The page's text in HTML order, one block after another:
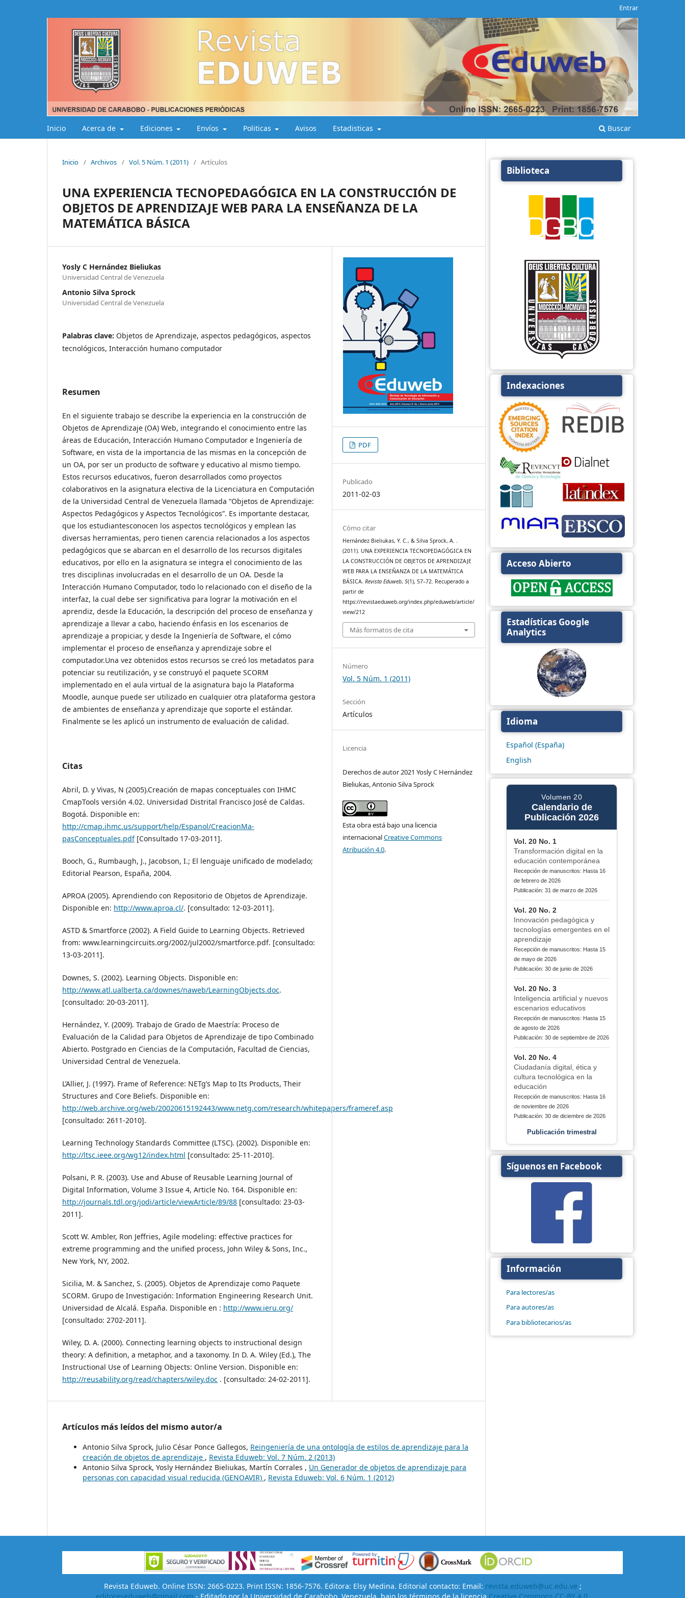
Inicio Acerca de Ediciones Envíos Politicas Avisos Estadisticas Buscar
Entrar
Inicio / Archivos / Vol. 5 Núm. 1 (2011) / Artículos
UNA EXPERIENCIA TECNOPEDAGÓGICA EN LA CONSTRUCCIÓN DE
OBJETOS DE APRENDIZAJE WEB PARA LA ENSEÑANZA DE LA
MATEMÁTICA BÁSICA
Yosly C Hernández Bieliukas
Universidad Central de Venezuela
Antonio Silva Sprock
Universidad Central de Venezuela
Palabras clave: Objetos de Aprendizaje, aspectos pedagógicos, aspectos
tecnológicos, Interacción humano computador
Resumen
En el siguiente trabajo se describe la experiencia en la construcción de
Objetos de Aprendizaje (OA) Web, integrando el conocimiento entre las
áreas de Educación, Interacción Humano Computador e Ingeniería de
Software, en vista de la importancia de las mismas en la concepción de
un OA, por ser un producto de software y educativo al mismo tiempo.
Estos recursos educativos, fueron desarrollados como proyectos
colaborativos en la asignatura electiva de la Licenciatura en Computación
de la Universidad Central de Venezuela llamada “Objetos de Aprendizaje:
Aspectos Pedagógicos y Aspectos Tecnológicos”. Es importante destacar,
que los estudiantesconocen los aspectos tecnológicos y emplean las
diversas herramientas, pero tienen carencia relacionados a los aspectos
pedagógicos que se abarcan en el desarrollo de los recursos digitales
educativos, por ello en la asignatura se integra el conocimiento de las
tres disciplinas involucradas en el desarrollo de un OA. Desde la
Interacción Humano Computador, todo lo relacionado con el diseño de la
interfaz, la cual debe ser significativa para lograr la motivación en el
aprendiz, desde la Educación, la descripción del proceso de enseñanza y
aprendizaje a llevar a cabo, haciendo énfasis en los escenarios de
aprendizaje a propiciar, y desde la Ingeniería de Software, el cómo
implementar el proceso de enseñanza y aprendizaje sobre el
computador.Una vez obtenidos estos recursos se creó los metadatos para
potenciar su reutilización, y se construyó el paquete SCORM
implementado en el aula virtual de la asignatura bajo la Plataforma
Moodle, aunque puede ser utilizado en cualquier otra plataforma gestora
de ambientes de enseñanza y aprendizaje que soporte el estándar.
Finalmente se les aplicó un instrumento de evaluación de calidad.
Citas
Abril, D. y Vivas, N (2005).Creación de mapas conceptuales con IHMC
CmapTools versión 4.02. Universidad Distrital Francisco José de Caldas.
Bogotá. Disponible en:
http://cmap.ihmc.us/support/help/Espanol/CreacionMa-
pasConceptuales.pdf[Consultado 17-03-2011].
Booch, G., Rumbaugh, J., Jacobson, I.; El lenguaje unificado de modelado;
Editorial Pearson, España, 2004.
APROA (2005). Aprendiendo con Repositorio de Objetos de Aprendizaje.
Disponible en: http://www.aproa.cl/. [consultado: 12-03-2011].
ASTD & Smartforce (2002). A Field Guide to Learning Objects. Retrieved
from: www.learningcircuits.org/2002/jul2002/smartforce.pdf. [consultado:
13-03-2011].
Downes, S. (2002). Learning Objects. Disponible en:
http://www.atl.ualberta.ca/downes/naweb/LearningObjects.doc.
[consultado: 20-03-2011].
Hernández, Y. (2009). Trabajo de Grado de Maestría: Proceso de
Evaluación de la Calidad para Objetos de Aprendizaje de tipo Combinado
Abierto. Postgrado en Ciencias de la Computación, Facultad de Ciencias,
Universidad Central de Venezuela.
L’Allier, J. (1997). Frame of Reference: NETg’s Map to Its Products, Their
Structures and Core Beliefs. Disponible en:
http://web.archive.org/web/20020615192443/www.netg.com/research/whitepapers/frameref.asp
[consultado: 2611-2010].
Learning Technology Standards Committee (LTSC). (2002). Disponible en:
http://ltsc.ieee.org/wg12/index.html [consultado: 25-11-2010].
Polsani, P. R. (2003). Use and Abuse of Reusable Learning Journal of
Digital Information, Volume 3 Issue 4, Article No. 164. Disponible en:
http://journals.tdl.org/jodi/article/viewArticle/89/88 [consultado: 23-03-
2011].
Scott W. Ambler, Ron Jeffries, Agile modeling: effective practices for
extreme programming and the unified process, John Wiley & Sons, Inc.,
New York, NY, 2002.
Sicilia, M. & Sanchez, S. (2005). Objetos de Aprendizaje como Paquete
SCORM. Grupo de Investigación: Information Engineering Research Unit.
Universidad de Alcalá. España. Disponible en : http://www.ieru.org/
[consultado: 2702-2011].
Wiley, D. A. (2000). Connecting learning objects to instructional design
theory: A definition, a metaphor, and a taxonomy. In D. A. Wiley (Ed.), The
Instructional Use of Learning Objects: Online Version. Disponible en:
http://reusability.org/read/chapters/wiley.doc . [consultado: 24-02-2011].
PDF
Publicado
2011-02-03
Cómo citar
Hernández Bieliukas, Y. C., & Silva Sprock, A. .
(2011). UNA EXPERIENCIA TECNOPEDAGÓGICA EN
LA CONSTRUCCIÓN DE OBJETOS DE APRENDIZAJE
WEB PARA LA ENSEÑANZA DE LA MATEMÁTICA
BÁSICA.Revista Eduweb,5(1), 57–72. Recuperado a
partir de
https://revistaeduweb.org/index.php/eduweb/article/
view/212
Más formatos de cita
Número
Vol. 5 Núm. 1 (2011)
Sección
Artículos
Licencia
Derechos de autor 2021 Yosly C Hernández
Bieliukas, Antonio Silva Sprock
Esta obra está bajo una licencia
internacionalCreative Commons
Atribución 4.0.
Artículos más leídos del mismo autor/a
Antonio Silva Sprock, Julio César Ponce Gallegos, Reingeniería de una ontología de estilos de aprendizaje para la
creación de objetos de aprendizaje , Revista Eduweb: Vol. 7 Núm. 2 (2013)
Antonio Silva Sprock, Yosly Hernández Bieliukas, Martín Corrales , Un Generador de objetos de aprendizaje para
personas con capacidad visual reducida (GENOAVIR) , Revista Eduweb: Vol. 6 Núm. 1 (2012)
Biblioteca
Indexaciones
Acceso Abierto
Estadísticas Google
Analytics
Idioma
Español (España)
English
Volumen 20
Calendario de
Publicación 2026
Vol. 20 No. 1
Transformación digital en la
educación contemporánea
Recepción de manuscritos: Hasta 16
de febrero de 2026
Publicación: 31 de marzo de 2026
Vol. 20 No. 2
Innovación pedagógica y
tecnologías emergentes en el
aprendizaje
Recepción de manuscritos: Hasta 15
de mayo de 2026
Publicación: 30 de junio de 2026
Vol. 20 No. 3
Inteligencia artificial y nuevos
escenarios educativos
Recepción de manuscritos: Hasta 15
de agosto de 2026
Publicación: 30 de septiembre de 2026
Vol. 20 No. 4
Ciudadanía digital, ética y
cultura tecnológica en la
educación
Recepción de manuscritos: Hasta 16
de noviembre de 2026
Publicación: 30 de diciembre de 2026
Publicación trimestral
Síguenos en Facebook
Información
Para lectores/as
Para autores/as
Para bibliotecarios/as
Revista Eduweb. Online ISSN: 2665-0223. Print ISSN: 1856-7576. Editora: Elsy Medina. Editorial contacto: Email: revista.eduweb@uc.edu.ve ;
editoreseduweb@gmail.com - Editado por la Universidad de Carabobo, Venezuela, bajo los términos de la licencia Creative Commons CC-BY 4.0.